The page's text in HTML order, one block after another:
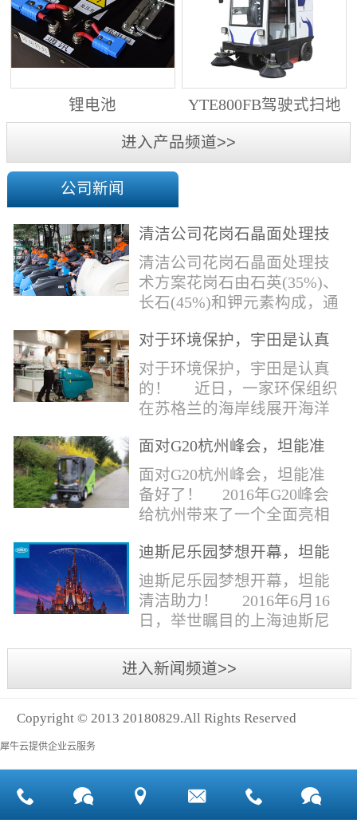
锂电池
YTE800FB驾驶式扫地
进入产品频道>>
公司新闻
清洁公司花岗石晶面处理技
术方案
清洁公司花岗石晶面处理技
术方案花岗石由石英(35%)、
长石(45%)和钾元素构成，通
含有极少量的方解石，表面
能看出具有矿物颗粒的结晶
体，硬度比大理石硬，硬度
在6.5左右。维护比大理石容
染，花岗石的种类根据石英,
同。清洁公司花岗石晶面处
理技术方案有如下要点：
一、清洁设备、工具石材翻
新机、石材晶面处理机、吸
水吸尘器、吹风机、花岗
石...
对于环境保护，宇田是认真
的！
对于环境保护，宇田是认真
的！ 近日，一家环保组织
在苏格兰的海岸线展开海洋
洋塑料垃圾对英国海洋生物
所带来的影响。他们发现至
少有30个海滩存在塑料污染
的情况。 该组织发动当地
动中，希望以此提高公众对
理想中，大海...
面对G20杭州峰会，坦能准
备好了！
面对G20杭州峰会，坦能准
备好了！ 2016年G20峰会
给杭州带来了一个全面亮相
球国际组织和世界人民检阅
的一次大考。多国元首齐聚
杭州，在欣赏美丽西湖景色
的同事，第一印象就是杭州
览城是本次峰会举办的核心
区域，主要囊括了奥体中
心、国际博览中心、超高层
双塔酒店和地铁上盖物业，
迪斯尼乐园梦想开幕，坦能
清洁助力！
迪斯尼乐园梦想开幕，坦能
清洁助力！ 2016年6月16
日，举世瞩目的上海迪斯尼
奇想花园、探险岛、宝藏
湾、明日世界和梦幻世界，
开神秘面纱。根据迪斯尼官
球接待人数最多的迪斯尼乐
园！ 位于浦东新区川...
进入新闻频道>>
Copyright © 2013 20180829.All Rights Reserved
犀牛云提供企业云服务